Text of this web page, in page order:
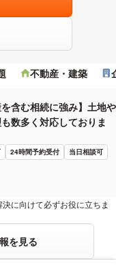
不動産・建築
含む相続に強み】土地や
数多く対応しておりま
24時間予約受付
当日相談可
に向けて必ずお役に立ちま
を見る